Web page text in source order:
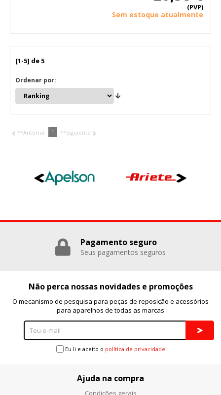
(PVP)
Sem estoque atualmente
[1-5] de 5
Ordenar por:
**Anterior 1 **Siguiente
Pagamento seguro
Seus pagamentos seguros
Não perca nossas novidades e promoções
O mecanismo de pesquisa para peças de reposição e acessórios
para aparelhos de todas as marcas
Eu li e aceito o política de privacidade
Ajuda na compra
Condições gerais